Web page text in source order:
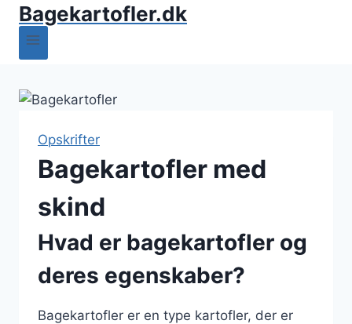
Bagekartofler.dk
Opskrifter
Bagekartofler med
skind
Hvad er bagekartofler og
deres egenskaber?
Bagekartofler er en type kartofler, der er